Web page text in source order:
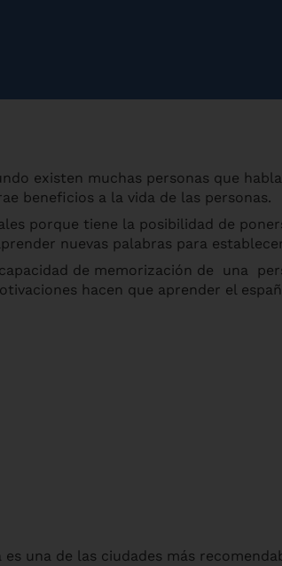
existen muchas personas que
beneficios a la vida de las personas.
porque tiene la posibilidad de
nuevas palabras para
de memorización de una
hacen que aprender el
es una de las ciudades más